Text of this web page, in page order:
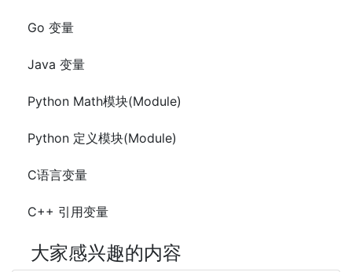
Go 变量
Java 变量
Python Math模块(Module)
Python 定义模块(Module)
C语言变量
C++ 引用变量
大家感兴趣的内容